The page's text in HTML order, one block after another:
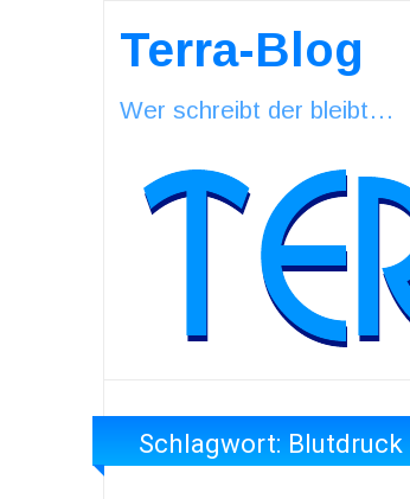
Terra-Blog
Wer schreibt der bleibt…
Schlagwort: Blutdruck